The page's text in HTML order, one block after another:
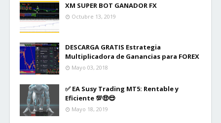
XM SUPER BOT GANADOR FX
Octubre 13, 2019
DESCARGA GRATIS Estrategia
Multiplicadora de Ganancias para FOREX
Mayo 03, 2018
✅ EA Susy Trading MT5: Rentable y
Eficiente 💯🤑😎
Mayo 18, 2019